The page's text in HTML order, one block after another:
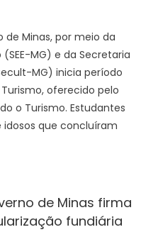
de Minas, por meio da
MG) e da Secretaria
MG) inicia período
oferecido pelo
o Turismo. Estudantes
idosos que concluíram
de Minas firma
fundiária